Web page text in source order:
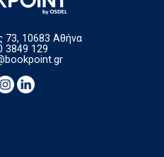
73, 10683 Αθήνα
3849 129